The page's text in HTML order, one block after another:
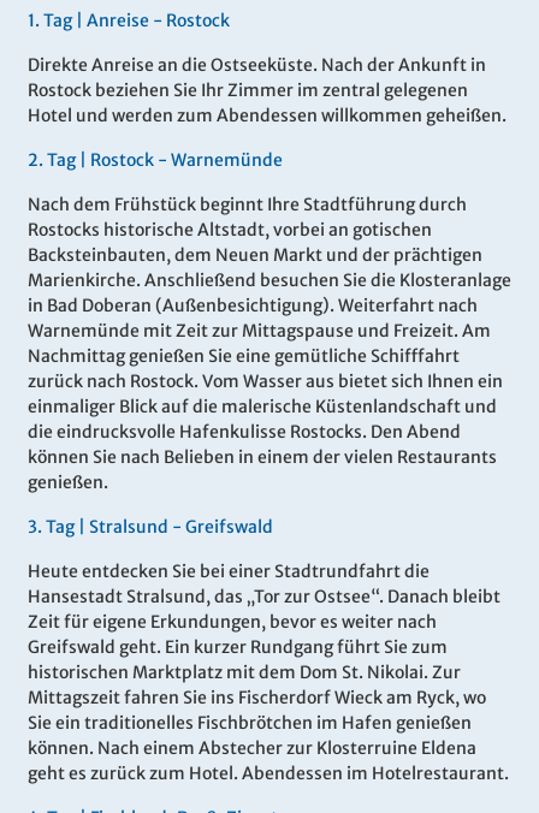
1. Tag | Anreise - Rostock
Direkte Anreise an die Ostseeküste. Nach der Ankunft in
Rostock beziehen Sie Ihr Zimmer im zentral gelegenen
Hotel und werden zum Abendessen willkommen geheißen.
2. Tag | Rostock - Warnemünde
Nach dem Frühstück beginnt Ihre Stadtführung durch
Rostocks historische Altstadt, vorbei an gotischen
Backsteinbauten, dem Neuen Markt und der prächtigen
Marienkirche. Anschließend besuchen Sie die Klosteranlage
in Bad Doberan (Außenbesichtigung). Weiterfahrt nach
Warnemünde mit Zeit zur Mittagspause und Freizeit. Am
Nachmittag genießen Sie eine gemütliche Schifffahrt
zurück nach Rostock. Vom Wasser aus bietet sich Ihnen ein
einmaliger Blick auf die malerische Küstenlandschaft und
die eindrucksvolle Hafenkulisse Rostocks. Den Abend
können Sie nach Belieben in einem der vielen Restaurants
genießen.
3. Tag | Stralsund - Greifswald
Heute entdecken Sie bei einer Stadtrundfahrt die
Hansestadt Stralsund, das „Tor zur Ostsee“. Danach bleibt
Zeit für eigene Erkundungen, bevor es weiter nach
Greifswald geht. Ein kurzer Rundgang führt Sie zum
historischen Marktplatz mit dem Dom St. Nikolai. Zur
Mittagszeit fahren Sie ins Fischerdorf Wieck am Ryck, wo
Sie ein traditionelles Fischbrötchen im Hafen genießen
können. Nach einem Abstecher zur Klosterruine Eldena
geht es zurück zum Hotel. Abendessen im Hotelrestaurant.